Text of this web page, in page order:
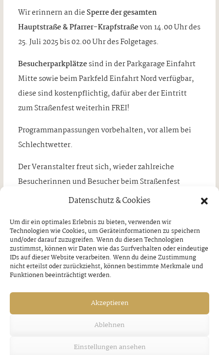
Datenschutz & Cookies
Um dir ein optimales Erlebnis zu bieten, verwenden wir
Technologien wie Cookies, um Geräteinformationen zu speichern
und/oder darauf zuzugreifen. Wenn du diesen Technologien
zustimmst, können wir Daten wie das Surfverhalten oder eindeutige
IDs auf dieser Website verarbeiten. Wenn du deine Zustimmung
nicht erteilst oder zurückziehst, können bestimmte Merkmale und
Funktionen beeinträchtigt werden.
Akzeptieren
Ablehnen
Einstellungen ansehen
Wir erinnern an die Sperre der gesamten
Hauptstraße & Pfarrer-Krapfstraßevon 14.00 Uhr des
25. Juli 2025 bis 02.00 Uhr des Folgetages.
Besucherparkplätzesind in der Parkgarage Einfahrt
Mitte sowie beim Parkfeld Einfahrt Nord verfügbar,
diese sind kostenpflichtig, dafür aber der Eintritt
zum Straßenfest weiterhin FREI!
Programmanpassungen vorbehalten, vor allem bei
Schlechtwetter.
Der Veranstalter freut sich, wieder zahlreiche
Besucherinnen und Besucher beim Straßenfest
entlang der gesamten Hauptstraße begrüßen zu
VORHERIGER BEITRAG
Die Gemeinde Tux
Donnerstag, 24. Juli 2025
NÄCHSTER BEITRAG
Donnerstag, 24. Juli 2025
Ähnliche Artikel